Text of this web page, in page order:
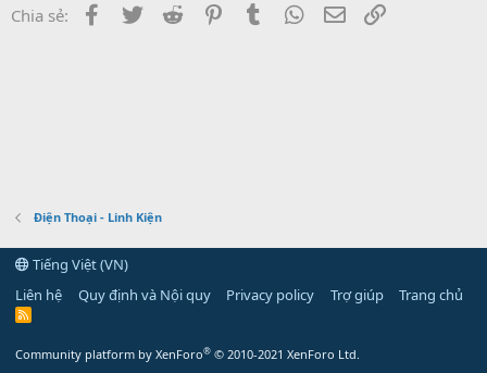
Chia sẻ: Facebook
Twitter Reddit PinterestTumblr WhatsApp
Email
Điện Thoại - Linh Kiện
Tiếng Việt (VN)
Liên hệ
Quy định và Nội quy Privacy policy Trợ giúp Trang chủ
R
Community platform by XenForo® © 2010-2021 XenForo Ltd.